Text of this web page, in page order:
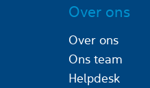
Over ons
Over ons
Ons team
Helpdesk